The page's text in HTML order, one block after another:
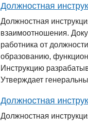
Должностная
Должностная
взаимоотношения.
работника от
образованию,
Инструкцию
Утверждает
Должностная
Должностная